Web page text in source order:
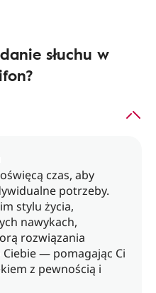
słuchu w
czas, aby
potrzeby.
stylu życia,
nawykach,
rozwiązania
— pomagając Ci
z pewnością i